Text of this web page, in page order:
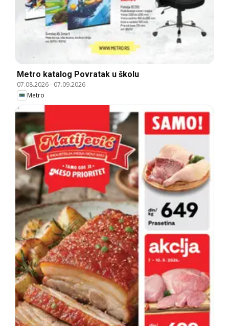
Metro katalog Povratak u školu
07.08.2026- 07.09.2026
Metro